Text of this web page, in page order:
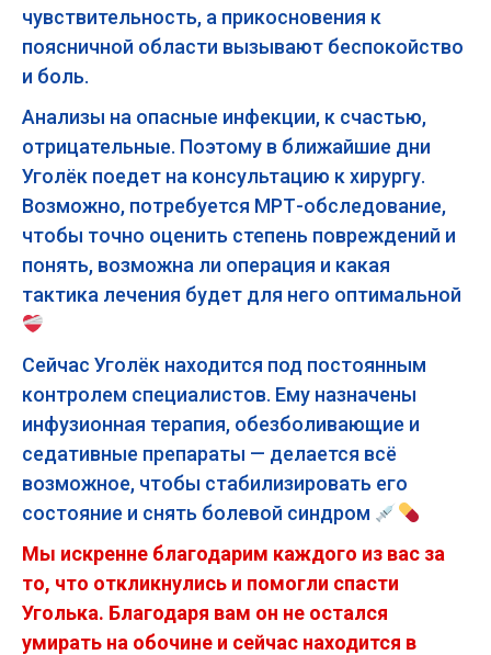
чувствительность, а прикосновения к
поясничной области вызывают беспокойство
и боль.
Анализы на опасные инфекции, к счастью,
отрицательные. Поэтому в ближайшие дни
Уголёк поедет на консультацию к хирургу.
Возможно, потребуется МРТ-обследование,
чтобы точно оценить степень повреждений и
понять, возможна ли операция и какая
тактика лечения будет для него оптимальной
Сейчас Уголёк находится под постоянным
контролем специалистов. Ему назначены
инфузионная терапия, обезболивающие и
седативные препараты — делается всё
возможное, чтобы стабилизировать его
состояние и снять болевой синдром
Мы искренне благодарим каждого из вас за
то, что откликнулись и помогли спасти
Уголька. Благодаря вам он не остался
умирать на обочине и сейчас находится в